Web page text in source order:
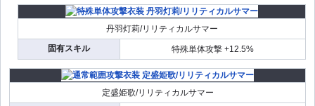
丹羽灯莉/リリティカルサマー
固有スキル
特殊単体攻撃 +12.5%
定盛姫歌/リリティカルサマー